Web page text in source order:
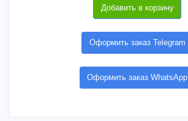
Добавить в корзину
Оформить заказ Telegram
Оформить заказ WhatsApp